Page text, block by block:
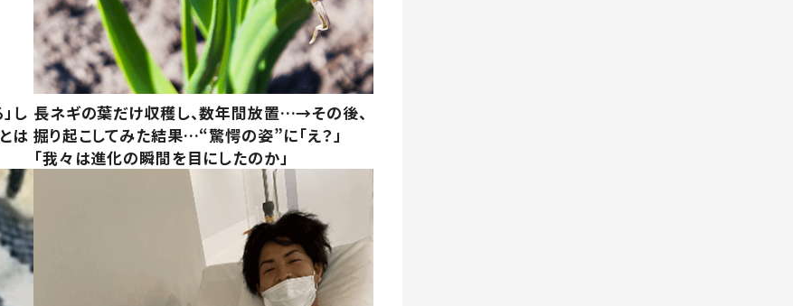
し
は
長ネギの葉だけ収穫し、数年間放置…→その後、
掘り起こしてみた結果…“驚愕の姿”に「え？」
「我々は進化の瞬間を目にしたのか」